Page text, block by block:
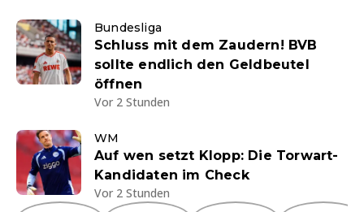
Bundesliga
Schluss mit dem Zaudern! BVB
sollte endlich den Geldbeutel
öffnen
Vor 2 Stunden
WM
Auf wen setzt Klopp: Die Torwart-
Kandidaten im Check
Vor 2 Stunden